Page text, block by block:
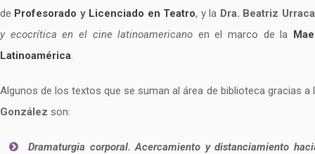
de Profesorado y Licenciado en Teatro, y la Dra. Beatriz Urraca
y ecocrítica en el cine latinoamericano en el marco de la
Latinoamérica.
Algunos de los textos que se suman al área de biblioteca gracias
González son:
Dramaturgia corporal. Acercamiento y distanciamiento